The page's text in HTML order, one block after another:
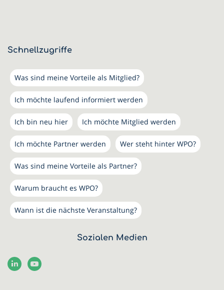
Schnellzugriffe
Was sind meine Vorteile als Mitglied?
Ich möchte laufend informiert werden
Ich bin neu hier Ich möchte Mitglied werden
Ich möchte Partner werden Wer steht hinter WPO?
Was sind meine Vorteile als Partner?
Warum braucht es WPO?
Wann ist die nächste Veranstaltung?
Sozialen Medien